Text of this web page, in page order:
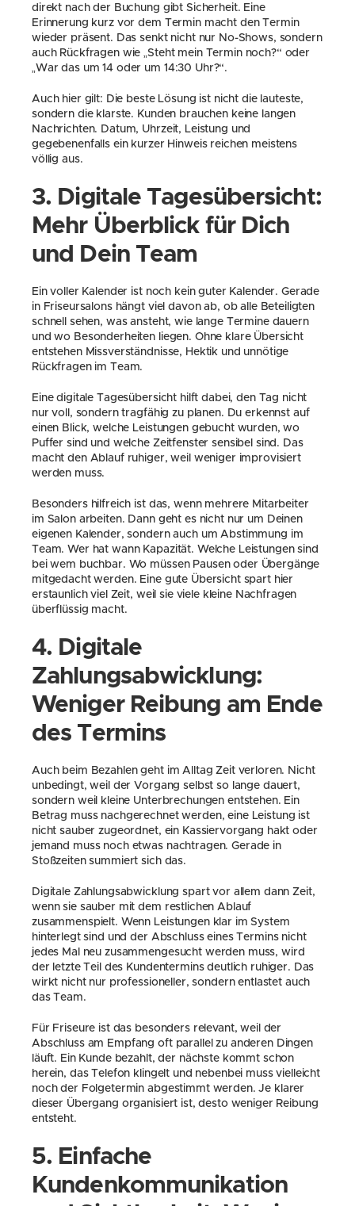
direkt nach der Buchung gibt Sicherheit. Eine
Erinnerung kurz vor dem Termin macht den Termin
wieder präsent. Das senkt nicht nur No-Shows, sondern
auch Rückfragen wie „Steht mein Termin noch?“ oder
„War das um 14 oder um 14:30 Uhr?“.
Auch hier gilt: Die beste Lösung ist nicht die lauteste,
sondern die klarste. Kunden brauchen keine langen
Nachrichten. Datum, Uhrzeit, Leistung und
gegebenenfalls ein kurzer Hinweis reichen meistens
völlig aus.
3. Digitale Tagesübersicht:
Mehr Überblick für Dich
und Dein Team
Ein voller Kalender ist noch kein guter Kalender. Gerade
in Friseursalons hängt viel davon ab, ob alle Beteiligten
schnell sehen, was ansteht, wie lange Termine dauern
und wo Besonderheiten liegen. Ohne klare Übersicht
entstehen Missverständnisse, Hektik und unnötige
Rückfragen im Team.
Eine digitale Tagesübersicht hilft dabei, den Tag nicht
nur voll, sondern tragfähig zu planen. Du erkennst auf
einen Blick, welche Leistungen gebucht wurden, wo
Puffer sind und welche Zeitfenster sensibel sind. Das
macht den Ablauf ruhiger, weil weniger improvisiert
werden muss.
Besonders hilfreich ist das, wenn mehrere Mitarbeiter
im Salon arbeiten. Dann geht es nicht nur um Deinen
eigenen Kalender, sondern auch um Abstimmung im
Team. Wer hat wann Kapazität. Welche Leistungen sind
bei wem buchbar. Wo müssen Pausen oder Übergänge
mitgedacht werden. Eine gute Übersicht spart hier
erstaunlich viel Zeit, weil sie viele kleine Nachfragen
überflüssig macht.
4. Digitale
Zahlungsabwicklung:
Weniger Reibung am Ende
des Termins
Auch beim Bezahlen geht im Alltag Zeit verloren. Nicht
unbedingt, weil der Vorgang selbst so lange dauert,
sondern weil kleine Unterbrechungen entstehen. Ein
Betrag muss nachgerechnet werden, eine Leistung ist
nicht sauber zugeordnet, ein Kassiervorgang hakt oder
jemand muss noch etwas nachtragen. Gerade in
Stoßzeiten summiert sich das.
Digitale Zahlungsabwicklung spart vor allem dann Zeit,
wenn sie sauber mit dem restlichen Ablauf
zusammenspielt. Wenn Leistungen klar im System
hinterlegt sind und der Abschluss eines Termins nicht
jedes Mal neu zusammengesucht werden muss, wird
der letzte Teil des Kundentermins deutlich ruhiger. Das
wirkt nicht nur professioneller, sondern entlastet auch
das Team.
Für Friseure ist das besonders relevant, weil der
Abschluss am Empfang oft parallel zu anderen Dingen
läuft. Ein Kunde bezahlt, der nächste kommt schon
herein, das Telefon klingelt und nebenbei muss vielleicht
noch der Folgetermin abgestimmt werden. Je klarer
dieser Übergang organisiert ist, desto weniger Reibung
entsteht.
5. Einfache
Kundenkommunikation